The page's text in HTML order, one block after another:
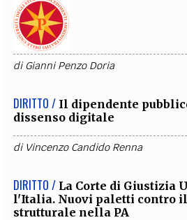
diGianni Penzo Doria
DIRITTO / Il dipendente
dissenso digitale
di Vincenzo Candido Renna
DIRITTO / La Corte di Giustizia
l'Italia. Nuovi paletti contro
strutturale nella PA